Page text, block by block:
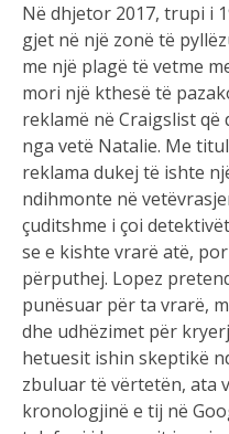
Në dhjetor 2017, trupi i
gjet në një zonë të
me një plagë të vetme
mori një kthesë të
reklamë në Craigslist
nga vetë Natalie. Me
reklama dukej të ishte
ndihmonte në
çuditshme i çoi
se e kishte vrarë atë,
përputhej. Lopez
punësuar për ta vrarë,
dhe udhëzimet për
hetuesit ishin skeptikë
zbuluar të vërtetën, ata
kronologjinë e tij në